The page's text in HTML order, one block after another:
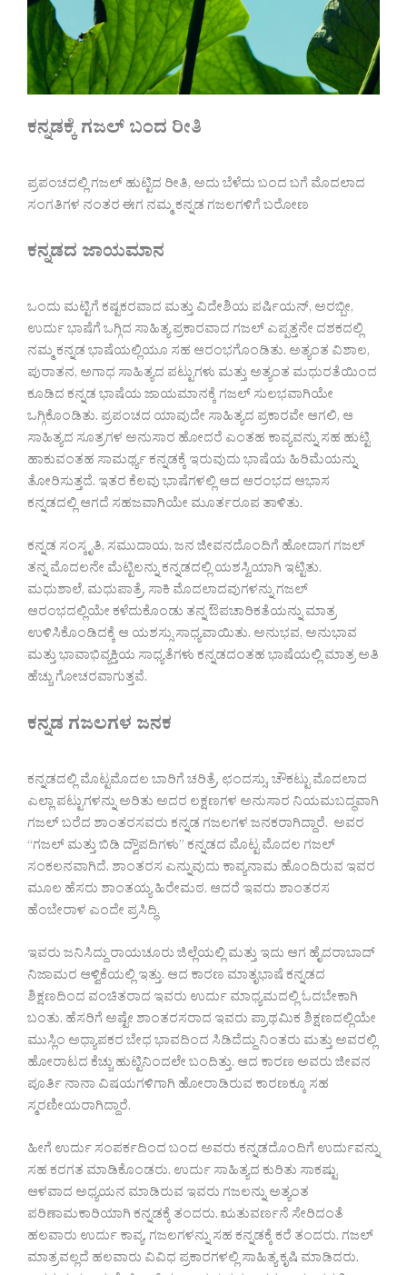
ಕನ್ನಡಕ್ಕೆ ಗಜಲ್ ಬಂದ ರೀತಿ
ಪ್ರಪಂಚದಲ್ಲಿ ಗಜಲ್ ಹುಟ್ಟಿದ ರೀತಿ, ಅದು ಬೆಳೆದು ಬಂದ ಬಗೆ ಮೊದಲಾದ
ಸಂಗತಿಗಳ ನಂತರ ಈಗ ನಮ್ಮ ಕನ್ನಡ ಗಜಲಗಳಿಗೆ ಬರೋಣ
ಕನ್ನಡದ ಜಾಯಮಾನ
ಒಂದು ಮಟ್ಟಿಗೆ ಕಷ್ಟಕರವಾದ ಮತ್ತು ವಿದೇಶಿಯ ಪರ್ಷಿಯನ್, ಅರಬ್ಬೀ,
ಉರ್ದು ಭಾಷೆಗೆ ಒಗ್ಗಿದ ಸಾಹಿತ್ಯ ಪ್ರಕಾರವಾದ ಗಜಲ್ ಎಪ್ಪತ್ತನೇ ದಶಕದಲ್ಲಿ
ನಮ್ಮ ಕನ್ನಡ ಭಾಷೆಯಲ್ಲಿಯೂ ಸಹ ಆರಂಭಗೊಂಡಿತು. ಅತ್ಯಂತ ವಿಶಾಲ,
ಪುರಾತನ, ಅಗಾಧ ಸಾಹಿತ್ಯದ ಪಟ್ಟುಗಳು ಮತ್ತು ಅತ್ಯಂತ ಮಧುರತೆಯಿಂದ
ಕೂಡಿದ ಕನ್ನಡ ಭಾಷೆಯ ಜಾಯಮಾನಕ್ಕೆ ಗಜಲ್ ಸುಲಭವಾಗಿಯೇ
ಒಗ್ಗಿಕೊಂಡಿತು. ಪ್ರಪಂಚದ ಯಾವುದೇ ಸಾಹಿತ್ಯದ ಪ್ರಕಾರವೇ ಆಗಲಿ, ಆ
ಸಾಹಿತ್ಯದ ಸೂತ್ರಗಳ ಅನುಸಾರ ಹೋದರೆ ಎಂತಹ ಕಾವ್ಯವನ್ನು ಸಹ ಹುಟ್ಟಿ
ಹಾಕುವಂತಹ ಸಾಮರ್ಥ್ಯ ಕನ್ನಡಕ್ಕೆ ಇರುವುದು ಭಾಷೆಯ ಹಿರಿಮೆಯನ್ನು
ತೋರಿಸುತ್ತದೆ. ಇತರ ಕೆಲವು ಭಾಷೆಗಳಲ್ಲಿ ಆದ ಆರಂಭದ ಆಭಾಸ
ಕನ್ನಡದಲ್ಲಿ ಆಗದೆ ಸಹಜವಾಗಿಯೇ ಮೂರ್ತರೂಪ ತಾಳಿತು.
ಕನ್ನಡ ಸಂಸ್ಕೃತಿ, ಸಮುದಾಯ, ಜನ ಜೀವನದೊಂದಿಗೆ ಹೋದಾಗ ಗಜಲ್
ತನ್ನ ಮೊದಲನೇ ಮೆಟ್ಟಿಲನ್ನು ಕನ್ನಡದಲ್ಲಿ ಯಶಸ್ವಿಯಾಗಿ ಇಟ್ಟಿತು‌.
ಮಧುಶಾಲೆ, ಮಧುಪಾತ್ರೆ, ಸಾಕಿ ಮೊದಲಾದವುಗಳನ್ನು ಗಜಲ್
ಆರಂಭದಲ್ಲಿಯೇ ಕಳೆದುಕೊಂಡು ತನ್ನ ಔಪಚಾರಿಕತೆಯನ್ನು ಮಾತ್ರ
ಉಳಿಸಿಕೊಂಡಿದಕ್ಕೆ ಆ ಯಶಸ್ಸು ಸಾಧ್ಯವಾಯಿತು. ಅನುಭವ, ಅನುಭಾವ
ಮತ್ತು ಭಾವಾಭಿವ್ಯಕ್ತಿಯ ಸಾಧ್ಯತೆಗಳು ಕನ್ನಡದಂತಹ ಭಾಷೆಯಲ್ಲಿ ಮಾತ್ರ ಅತಿ
ಹೆಚ್ಚು ಗೋಚರವಾಗುತ್ತವೆ.
ಕನ್ನಡ ಗಜಲಗಳ ಜನಕ
ಕನ್ನಡದಲ್ಲಿ ಮೊಟ್ಟಮೊದಲ ಬಾರಿಗೆ ಚರಿತ್ರೆ, ಛಂದಸ್ಸು, ಚೌಕಟ್ಟು ಮೊದಲಾದ
ಎಲ್ಲಾ ಪಟ್ಟುಗಳನ್ನು ಅರಿತು ಅದರ ಲಕ್ಷಣಗಳ ಅನುಸಾರ ನಿಯಮಬದ್ಧವಾಗಿ
ಗಜಲ್ ಬರೆದ ಶಾಂತರಸವರು ಕನ್ನಡ ಗಜಲಗಳ ಜನಕರಾಗಿದ್ದಾರೆ. ಅವರ
“ಗಜಲ್ ಮತ್ತು ಬಿಡಿ ದ್ವೌಪದಿಗಳು” ಕನ್ನಡದ ಮೊಟ್ಟ ಮೊದಲ ಗಜಲ್
ಸಂಕಲನವಾಗಿದೆ. ಶಾಂತರಸ ಎನ್ನುವುದು ಕಾವ್ಯನಾಮ ಹೊಂದಿರುವ ಇವರ
ಮೂಲ ಹೆಸರು ಶಾಂತಯ್ಯ ಹಿರೇಮಠ. ಆದರೆ ಇವರು ಶಾಂತರಸ
ಹೆಂಬೇರಾಳ ಎಂದೇ ಪ್ರಸಿದ್ಧಿ.
ಇವರು ಜನಿಸಿದ್ದು ರಾಯಚೂರು ಜಿಲ್ಲೆಯಲ್ಲಿ ಮತ್ತು ಇದು ಆಗ ಹೈದರಾಬಾದ್
ನಿಜಾಮರ ಆಳ್ವಿಕೆಯಲ್ಲಿ ಇತ್ತು. ಆದ ಕಾರಣ ಮಾತೃಭಾಷೆ ಕನ್ನಡದ
ಶಿಕ್ಷಣದಿಂದ ವಂಚಿತರಾದ ಇವರು ಉರ್ದು ಮಾಧ್ಯಮದಲ್ಲಿ ಓದಬೇಕಾಗಿ
ಬಂತು. ಹೆಸರಿಗೆ ಅಷ್ಟೇ ಶಾಂತರಸರಾದ ಇವರು ಪ್ರಾಥಮಿಕ ಶಿಕ್ಷಣದಲ್ಲಿಯೇ
ಮುಸ್ಲಿಂ ಅಧ್ಯಾಪಕರ ಬೇಧ ಭಾವದಿಂದ ಸಿಡಿದೆದ್ದು ನಿಂತರು ಮತ್ತು ಅವರಲ್ಲಿ
ಹೋರಾಟದ ಕೆಚ್ಚು ಹುಟ್ಟಿನಿಂದಲೇ ಬಂದಿತ್ತು. ಆದ ಕಾರಣ ಅವರು ಜೀವನ
ಪೂರ್ತಿ ನಾನಾ ವಿಷಯಗಳಿಗಾಗಿ ಹೋರಾಡಿರುವ ಕಾರಣಕ್ಕೂ ಸಹ
ಸ್ಮರಣೀಯರಾಗಿದ್ದಾರೆ.
ಹೀಗೆ ಉರ್ದು ಸಂಪರ್ಕದಿಂದ ಬಂದ ಅವರು ಕನ್ನಡದೊಂದಿಗೆ ಉರ್ದುವನ್ನು
ಸಹ ಕರಗತ ಮಾಡಿಕೊಂಡರು. ಉರ್ದು ಸಾಹಿತ್ಯದ ಕುರಿತು ಸಾಕಷ್ಟು
ಆಳವಾದ ಅಧ್ಯಯನ ಮಾಡಿರುವ ಇವರು ಗಜಲನ್ನು ಅತ್ಯಂತ
ಪರಿಣಾಮಕಾರಿಯಾಗಿ ಕನ್ನಡಕ್ಕೆ ತಂದರು. ಋತುವರ್ಣನೆ ಸೇರಿದಂತೆ
ಹಲವಾರು ಉರ್ದು ಕಾವ್ಯ, ಗಜಲಗಳನ್ನು ಸಹ ಕನ್ನಡಕ್ಕೆ ಕರೆ ತಂದರು. ಗಜಲ್
ಮಾತ್ರವಲ್ಲದೆ ಹಲವಾರು ವಿವಿಧ ಪ್ರಕಾರಗಳಲ್ಲಿ ಸಾಹಿತ್ಯ ಕೃಷಿ ಮಾಡಿದರು.